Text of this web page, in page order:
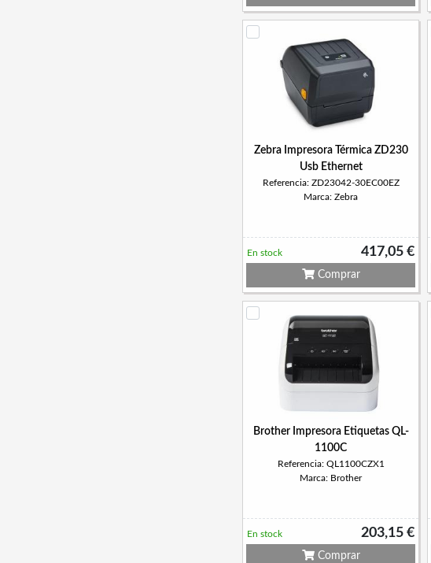
Zebra Impresora Térmica ZD230
Usb Ethernet
Referencia: ZD23042-30EC00EZ
Marca: Zebra
417,05 €
En stock
Comprar
Brother Impresora Etiquetas QL-
1100C
Referencia: QL1100CZX1
Marca: Brother
203,15 €
En stock
Comprar